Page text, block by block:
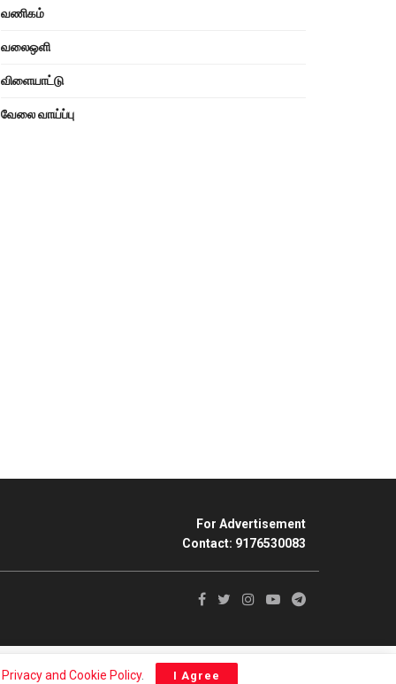
வணிகம்
வலைஒளி
விளையாட்டு
வேலை வாய்ப்பு
For Advertisement
Contact: 9176530083
Privacy and Cookie Policy. I Agree